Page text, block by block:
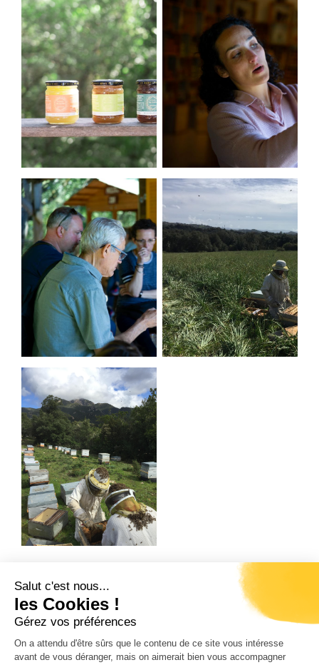
Salut c'est nous...
les Cookies !
Gérez vos préférences
On a attendu d'être sûrs que le contenu de ce site vous intéresse
avant de vous déranger, mais on aimerait bien vous accompagner
Précédent
DOMAINE MARTINI U GRANATU